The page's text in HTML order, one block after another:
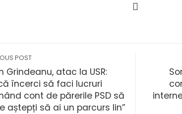
POST
Grindeanu, atac la USR:
încerci să faci lucruri
cont de părerile PSD să
aștepți să ai un parcurs lin”